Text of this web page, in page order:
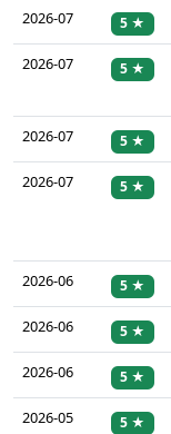
2026-07 5 ★
2026-07 5 ★
2026-07 5 ★
2026-07 5 ★
2026-06 5 ★
2026-06 5 ★
2026-06 5 ★
2026-05 5 ★